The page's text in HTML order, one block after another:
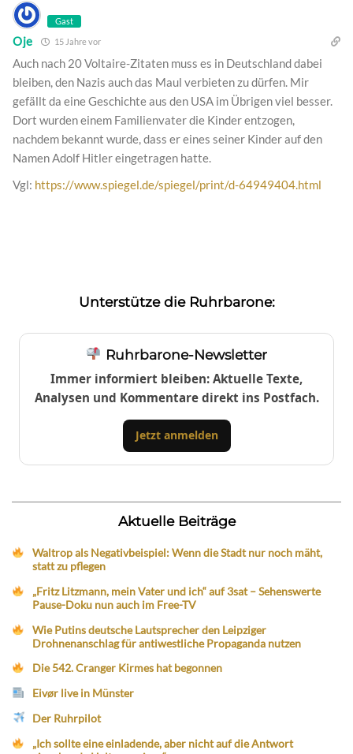
Gast
Oje 15 Jahre vor
Auch nach 20 Voltaire-Zitaten muss es in Deutschland dabei
bleiben, den Nazis auch das Maul verbieten zu dürfen. Mir
gefällt da eine Geschichte aus den USA im Übrigen viel besser.
Dort wurden einem Familienvater die Kinder entzogen,
nachdem bekannt wurde, dass er eines seiner Kinder auf den
Namen Adolf Hitler eingetragen hatte.
Vgl: https://www.spiegel.de/spiegel/print/d-64949404.html
Unterstütze die Ruhrbarone:
Ruhrbarone-Newsletter
Immer informiert bleiben: Aktuelle Texte,
Analysen und Kommentare direkt ins Postfach.
Jetzt anmelden
Aktuelle Beiträge
Waltrop als Negativbeispiel: Wenn die Stadt nur noch mäht,
statt zu pflegen
„Fritz Litzmann, mein Vater und ich“ auf 3sat – Sehenswerte
Pause-Doku nun auch im Free-TV
Wie Putins deutsche Lautsprecher den Leipziger
Drohnenanschlag für antiwestliche Propaganda nutzen
Die 542. Cranger Kirmes hat begonnen
Eivør live in Münster
Der Ruhrpilot
„Ich sollte eine einladende, aber nicht auf die Antwort